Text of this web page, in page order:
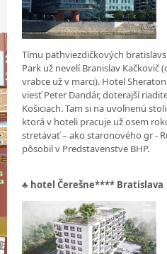
Tímu päťhviezdičkových
Park už nevelí Branislav Kačkovič
vrabce už v marci). Hotel
viesť Peter Dandár, doterajší
Košiciach. Tam si na uvoľnenú
ktorá v hoteli pracuje už osem
stretávať – ako staronového gr -
pôsobil v Predstavenstve BHP.
♣ hotel Čerešne**** Bratislava